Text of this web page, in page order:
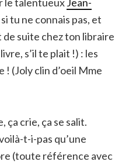
tu ne connais pas, et
suite chez ton libraire
s’il te plait !) : les
(Joly clin d’oeil Mme
ça crie, ça se salit.
t-i-pas qu’une
(toute référence avec